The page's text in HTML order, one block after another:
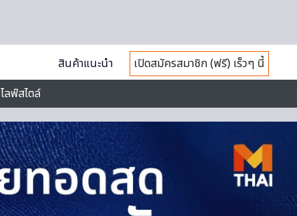
สินค้าแนะนำ
เปิดสมัครสมาชิก (ฟรี) เร็วๆ นี้
ไลฟ์สไตล์